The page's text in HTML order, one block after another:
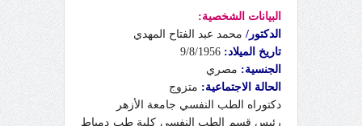
البيانات الشخصية:
الدكتور/ محمد عبد الفتاح المهدي
تاريخ الميلاد:
الجنسية: مصري
الحالة الاجتماعية: متزوج
دكتوراه الطب النفسي جامعة الأزهر
رئيس قسم الطب النفسي كلية طب دمياط